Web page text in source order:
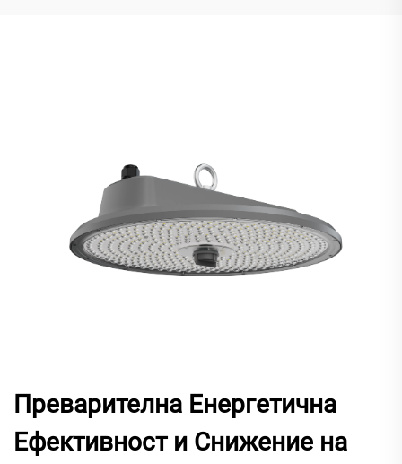
Преварителна Енергетична
Ефективност и Снижение на